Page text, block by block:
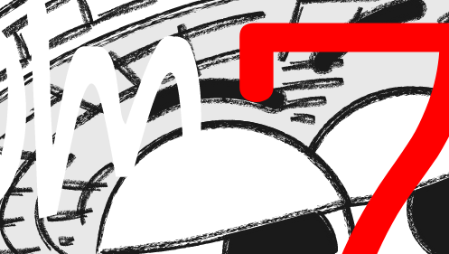
IA por tendencia, sino como una herramienta para optimizar el LTV (
IA es tan útil como el contexto que le damos. El desarrollador debe actuar
velocidad que nos da la IA para prototipar y validar hipótesis de negocio en días
Taker"
código sin preguntar ha terminado. En el ecosistema actual, el equipo
en entender los puntos de dolor del cliente final. Un producto ganador